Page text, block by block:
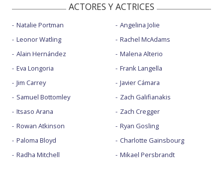
ACTORES Y ACTRICES
Natalie Portman
Leonor Watling
Alain Hernández
Eva Longoria
Jim Carrey
Samuel Bottomley
Itsaso Arana
Rowan Atkinson
Paloma Bloyd
Radha Mitchell
Angelina Jolie
Rachel McAdams
Malena Alterio
Frank Langella
Javier Cámara
Zach Galifianakis
Zach Cregger
Ryan Gosling
Charlotte Gainsbourg
Mikael Persbrandt